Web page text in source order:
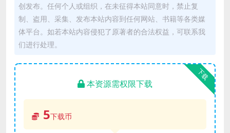
创发布。任何个人或组织，在未征得本站同意时，禁止复
制、盗用、采集、发布本站内容到任何网站、书籍等各类媒
体平台。如若本站内容侵犯了原著者的合法权益，可联系我
们进行处理。
下载
本资源需权限下载
5下载币